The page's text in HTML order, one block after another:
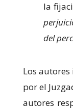
la
del
Los
por el
autores